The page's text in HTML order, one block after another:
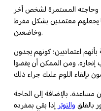
وحاجته المستمرة لشخص آخر
يجعلهم معتمدين بشكل مفرط
وخاضعين.
بأنهم اعتماديين؛ كونهم يجدون
إنجازه. ومن الممكن أن يقضوا
مساعدة، بالإضافة إلى الحاجة
بالقلق والتوتر